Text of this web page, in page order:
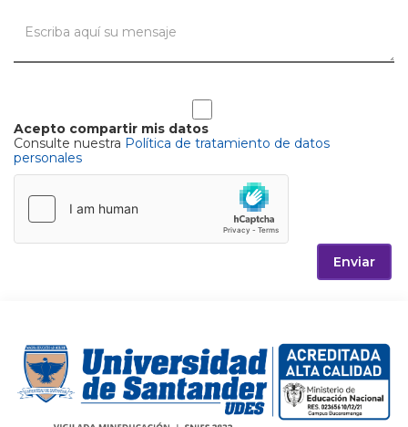
Acepto compartir mis datos
Consulte nuestra Política de tratamiento de datos
personales
Enviar